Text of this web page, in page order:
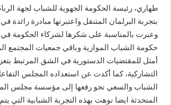
طهاري، رئيسة الحكومة الجهوية للشباب لجهة
بتجربة البرلمان المتنقل واعتبرتها مبادرة رائدة
وعبرت بالمناسبة على شكرها لشركاء الحكومة في
حكومة الشباب الموازية وباقي جمعيات المجتمع
أمثل للمقتضيات الدستورية في الشق المرتبط
التشاركية، كما أكدت عن استعداده المجلس
الشباب والسعي نحو رفعها إلى مؤسسة مجلس
المتحدثة ايضا نوهت بهذه التجربة الشبابية التي